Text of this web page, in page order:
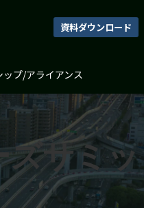
資料ダウンロード
ップ/アライアンス
サミ